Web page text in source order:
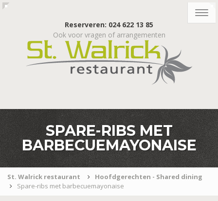
Reserveren: 024 622 13 85
Ook voor vragen of arrangementen
SPARE-RIBS MET
BARBECUEMAYONAISE
St. Walrick restaurant
Hoofdgerechten - Shared dining
Spare-ribs met barbecuemayonaise